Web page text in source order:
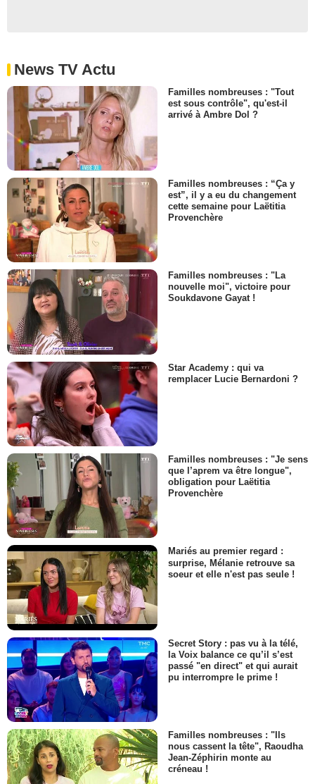
News TV Actu
Familles nombreuses : "Tout
est sous contrôle", qu'est-il
arrivé à Ambre Dol ?
Familles nombreuses : “Ça y
est”, il y a eu du changement
cette semaine pour Laëtitia
Provenchère
Familles nombreuses : "La
nouvelle moi", victoire pour
Soukdavone Gayat !
Star Academy : qui va
remplacer Lucie Bernardoni ?
Familles nombreuses : "Je sens
que l’aprem va être longue",
obligation pour Laëtitia
Provenchère
Mariés au premier regard :
surprise, Mélanie retrouve sa
soeur et elle n'est pas seule !
Secret Story : pas vu à la télé,
la Voix balance ce qu’il s’est
passé "en direct" et qui aurait
pu interrompre le prime !
Familles nombreuses : "Ils
nous cassent la tête", Raoudha
Jean-Zéphirin monte au
créneau !